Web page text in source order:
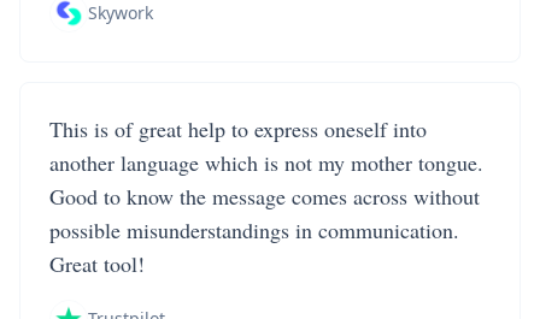
Skywork
This is of great help to express oneself into
another language which is not my mother tongue.
Good to know the message comes across without
possible misunderstandings in communication.
Great tool!